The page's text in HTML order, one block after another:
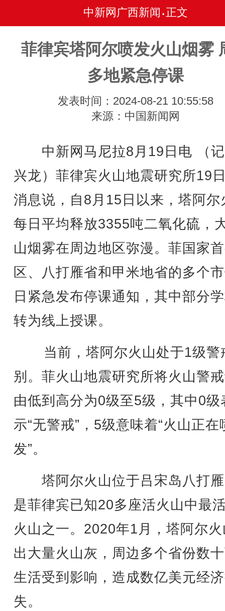
中新网广西新闻 • 正文
菲律宾塔阿尔喷发火山烟雾
多地紧急停课
发表时间：2024-08-21 10:55:58
来源：中国新闻网
中新网马尼拉8月19日电 （
兴龙）菲律宾火山地震研究所19
消息说，自8月15日以来，塔阿尔
每日平均释放3355吨二氧化硫，
山烟雾在周边地区弥漫。菲国家
区、八打雁省和甲米地省的多个
日紧急发布停课通知，其中部分
转为线上授课。
当前，塔阿尔火山处于1级警
别。菲火山地震研究所将火山警
由低到高分为0级至5级，其中0级
示“无警戒”，5级意味着“火山正在
发”。
塔阿尔火山位于吕宋岛八打
是菲律宾已知20多座活火山中最
火山之一。2020年1月，塔阿尔
出大量火山灰，周边多个省份数
生活受到影响，造成数亿美元经
失。